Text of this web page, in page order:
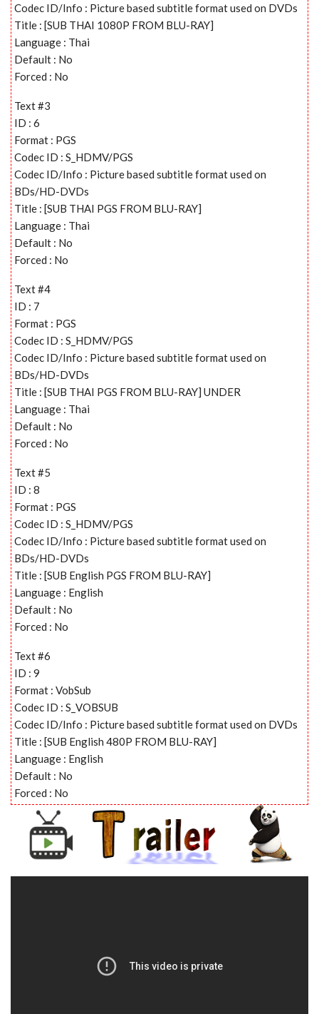
Codec ID/Info : Picture based subtitle format used on DVDs
Title : [SUB THAI 1080P FROM BLU-RAY]
Language : Thai
Default : No
Forced : No
Text #3
ID : 6
Format : PGS
Codec ID : S_HDMV/PGS
Codec ID/Info : Picture based subtitle format used on
BDs/HD-DVDs
Title : [SUB THAI PGS FROM BLU-RAY]
Language : Thai
Default : No
Forced : No
Text #4
ID : 7
Format : PGS
Codec ID : S_HDMV/PGS
Codec ID/Info : Picture based subtitle format used on
BDs/HD-DVDs
Title : [SUB THAI PGS FROM BLU-RAY] UNDER
Language : Thai
Default : No
Forced : No
Text #5
ID : 8
Format : PGS
Codec ID : S_HDMV/PGS
Codec ID/Info : Picture based subtitle format used on
BDs/HD-DVDs
Title : [SUB English PGS FROM BLU-RAY]
Language : English
Default : No
Forced : No
Text #6
ID : 9
Format : VobSub
Codec ID : S_VOBSUB
Codec ID/Info : Picture based subtitle format used on DVDs
Title : [SUB English 480P FROM BLU-RAY]
Language : English
Default : No
Forced : No